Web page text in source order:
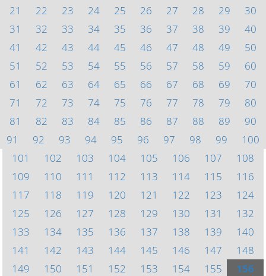
21
22 23 24 25 26 27 28 29
30
31
32 33 34 35 36 37 38 39
40
41
42 43 44 45 46 47 48 49
50
51
52 53 54 55 56 57 58 59
60
61
62 63 64 65 66 67 68 69
70
71
72 73 74 75 76 77 78 79
80
81
82 83 84 85 86 87 88 89
90
91
92 93 94 95 96 97 98 99
100
101
102 103 104 105 106 107
108
109
110 111 112 113 114 115
116
117
118 119 120 121 122 123
124
125
126 127 128 129 130 131
132
133
134 135 136 137 138 139
140
141
142 143 144 145 146 147
148
149
150 151 152 153 154 155
156